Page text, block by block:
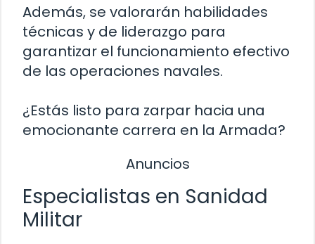
Además, se valorarán habilidades
técnicas y de liderazgo para
garantizar el funcionamiento efectivo
de las operaciones navales.
¿Estás listo para zarpar hacia una
emocionante carrera en la Armada?
Anuncios
Especialistas en Sanidad
Militar